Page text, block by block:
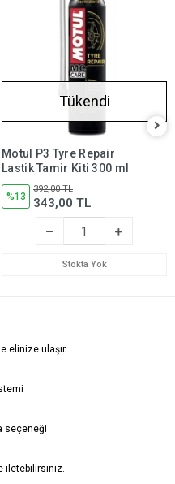
Tükendi
Motul P3 Tyre Repair
Lastik Tamir Kiti 300 ml
%13
392,00 TL
343,00 TL
Stokta Yok
elinize ulaşır.
seçeneği
iletebilirsiniz.